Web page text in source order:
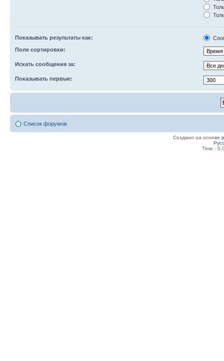
Показывать результаты как:
Поле сортировки:
Искать сообщения за:
Показывать первые:
Список форумов
Создано на основе
Time :